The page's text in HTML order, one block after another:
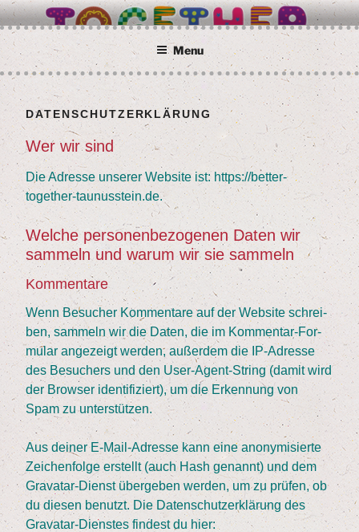
Skip
to
contentBETTER TOGETHER
Wir alle sind Taunusstein
Menu
DATEN­SCHUTZ­ER­KLÄ­RUNG
Wer wir sind
Die Adres­se unse­rer Web­site ist: https://better-
together-taunusstein.de.
Wel­che per­so­nen­be­zo­ge­nen Daten wir
sam­meln und war­um wir sie sammeln
Kom­men­ta­re
Wenn Besu­cher Kom­men­ta­re auf der Web­site schrei­
ben, sam­meln wir die Daten, die im Kom­men­tar-For­
mu­lar ange­zeigt wer­den, außer­dem die IP-Adres­se
des Besu­chers und den User-Agent-String (damit wird
der Brow­ser iden­ti­fi­ziert), um die Erken­nung von
Spam zu unterstützen.
Aus dei­ner E‑Mail-Adres­se kann eine anony­mi­sier­te
Zei­chen­fol­ge erstellt (auch Hash genannt) und dem
Grava­tar-Dienst über­ge­ben wer­den, um zu prü­fen, ob
du die­sen benutzt. Die Daten­schutz­er­klä­rung des
Grava­tar-Diens­tes fin­dest du hier: